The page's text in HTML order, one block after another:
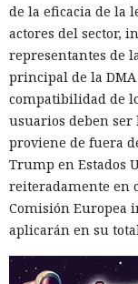
de la eficacia de la
actores del sector,
representantes de
principal de la
compatibilidad de
usuarios deben
proviene de fuera
Trump en Estados
reiteradamente en
Comisión Europea
aplicarán en su